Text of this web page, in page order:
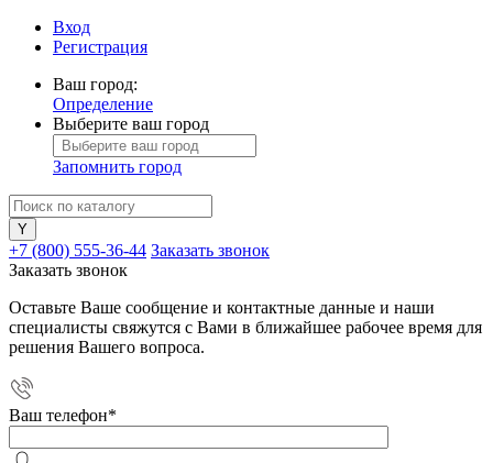
Вход
Регистрация
Ваш город:
Определение
Выберите ваш город
Запомнить город
+7 (800) 555-36-44 Заказать звонок
Заказать звонок
Оставьте Ваше сообщение и контактные данные и наши
специалисты свяжутся с Вами в ближайшее рабочее время для
решения Вашего вопроса.
Ваш телефон*